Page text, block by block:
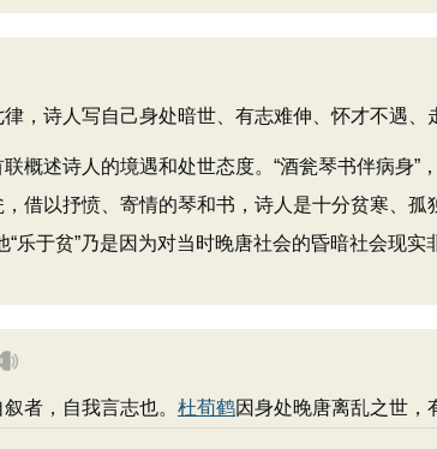
诗人写自己身处暗世、有志难伸、怀才不遇、
述诗人的境遇和处世态度。“酒瓮琴书伴病身”
借以抒愤、寄情的琴和书，诗人是十分贫寒、
“乐于贫”乃是因为对当时晚唐社会的昏暗社会现
，自我言志也。 杜荀鹤因身处晚唐离乱之世，